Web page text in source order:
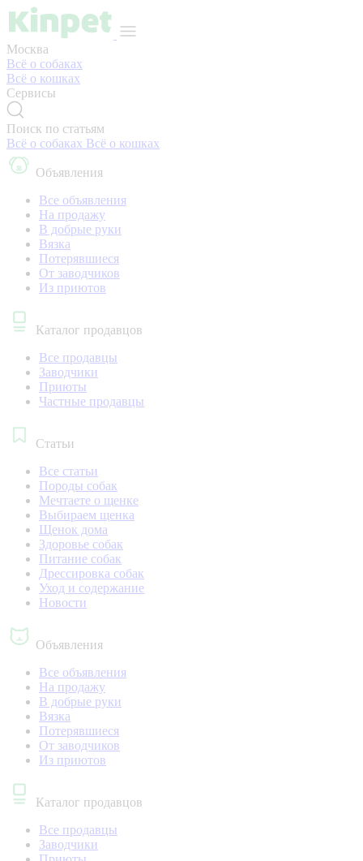
Москва
Всё о собаках
Всё о кошках
Сервисы
Поиск по статьям
Всё о собаках Всё о кошках
Объявления
Все объявления
На продажу
В добрые руки
Вязка
Потерявшиеся
От заводчиков
Из приютов
Каталог продавцов
Все продавцы
Заводчики
Приюты
Частные продавцы
Статьи
Все статьи
Породы собак
Мечтаете о щенке
Выбираем щенка
Щенок дома
Здоровье собак
Питание собак
Дрессировка собак
Уход и содержание
Новости
Объявления
Все объявления
На продажу
В добрые руки
Вязка
Потерявшиеся
От заводчиков
Из приютов
Каталог продавцов
Все продавцы
Заводчики